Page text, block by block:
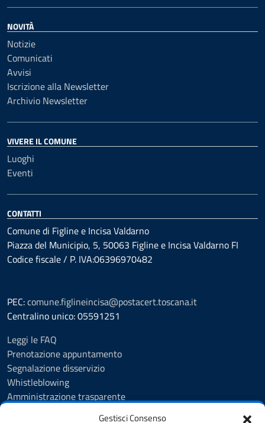
Gestisci Consenso
NOVITÀ
Notizie
Comunicati
Avvisi
Iscrizione alla Newsletter
Archivio Newsletter
VIVERE IL COMUNE
Luoghi
Eventi
CONTATTI
Comune di Figline e Incisa Valdarno
Piazza del Municipio, 5, 50063 Figline e Incisa Valdarno FI
Codice fiscale / P. IVA:06396970482
PEC:comune.figlineincisa@postacert.toscana.it
Centralino unico: 05591251
Leggi le FAQ
Prenotazione appuntamento
Segnalazione disservizio
Whistleblowing
Amministrazione trasparente